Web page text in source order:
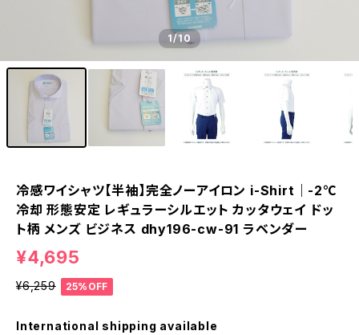
1/10
冷感ワイシャツ【半袖】完全ノーアイロン i-Shirt｜-2℃
冷却 形態安定 レギュラーシルエット カッタウェイ ドッ
ト柄 メンズ ビジネス dhy196-cw-91 ラベンダー
¥4,695
¥6,259 25%OFF
International shipping available